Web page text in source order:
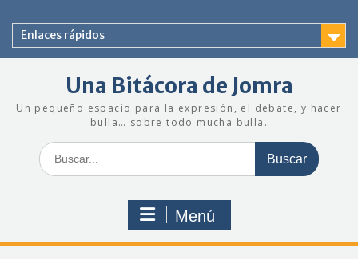
contenido
Enlaces rápidos
Una Bitácora de Jomra
Un pequeño espacio para la expresión, el debate, y hacer
bulla… sobre todo mucha bulla.
Buscar:
Menú